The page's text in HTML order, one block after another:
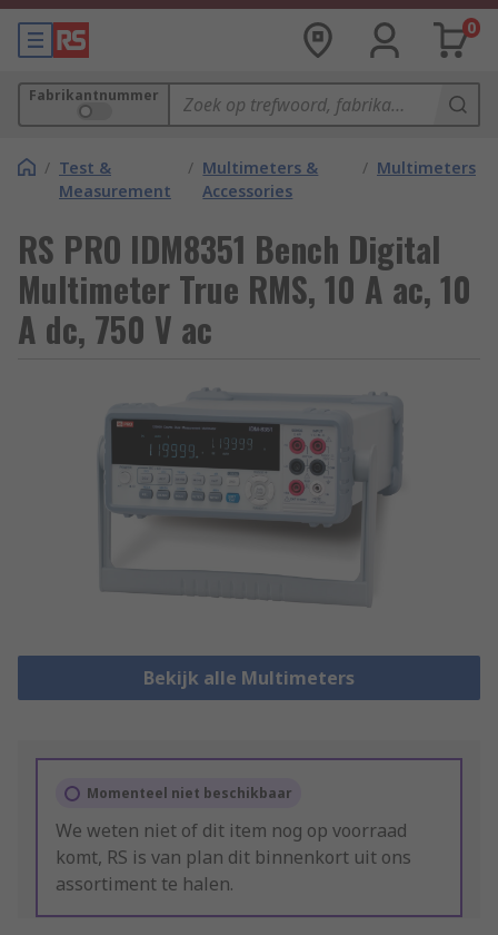
0
Fabrikantnummer
/ Test &
Measurement
/ Multimeters &
Accessories
/ Multimeters
RS PRO IDM8351 Bench Digital
Multimeter True RMS, 10 A ac, 10
A dc, 750 V ac
Bekijk alle Multimeters
Momenteel niet beschikbaar
We weten niet of dit item nog op voorraad
komt, RS is van plan dit binnenkort uit ons
assortiment te halen.